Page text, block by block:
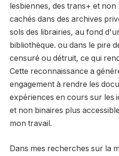
lesbiennes, des trans+ et
cachés dans des archives
sols des librairies, au fond
bibliothèque. ou dans le pire
censuré ou détruit, ce qui
Cette reconnaissance a
engagement à rendre les
expériences en cours sur les
et non binaires plus
mon travail.
Dans mes recherches sur la